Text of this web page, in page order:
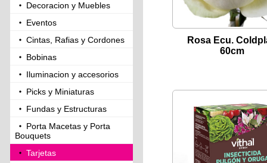
Decoracion y Muebles
Eventos
Cintas, Rafias y Cordones
Bobinas
Iluminacion y accesorios
Picks y Miniaturas
Fundas y Estructuras
Porta Macetas y Porta
Bouquets
Tarjetas
Rosa Ecu.
60cm